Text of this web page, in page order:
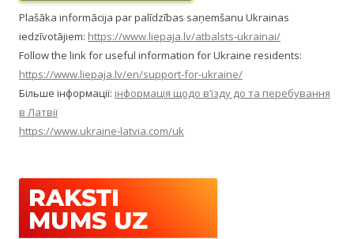
Plašāka informācija par palīdzības saņemšanu Ukrainas
iedzīvotājiem: https://www.liepaja.lv/atbalsts-ukrainai/
Follow the link for useful information for Ukraine residents:
https://www.liepaja.lv/en/support-for-ukraine/
Більше інформації: інформація щодо в’їзду до та перебування
в Латвії
https://www.ukraine-latvia.com/uk